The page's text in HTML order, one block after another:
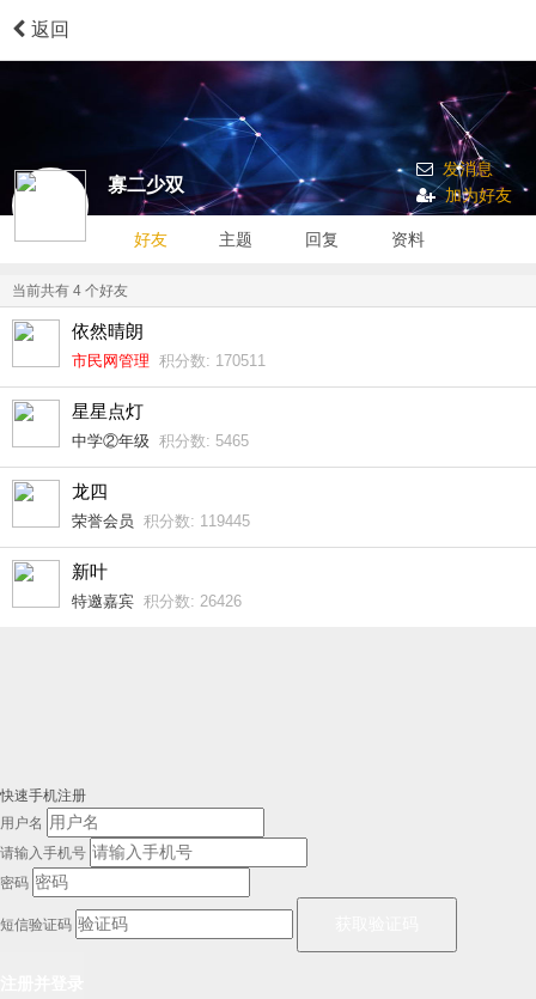
返回
寡二少双
发消息
加为好友
好友 主题 回复 资料
当前共有 4 个好友
依然晴朗
市民网管理 积分数: 170511
星星点灯
中学②年级 积分数: 5465
龙四
荣誉会员 积分数: 119445
新叶
特邀嘉宾 积分数: 26426
快速手机注册
用户名
请输入手机号
密码
短信验证码